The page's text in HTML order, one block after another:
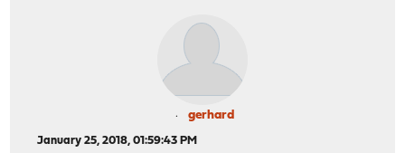
gerhard
January 25, 2018, 01:59:43 PM